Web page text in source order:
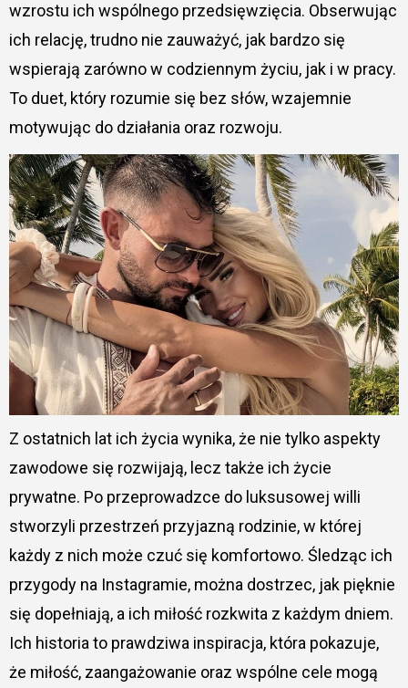
wzrostu ich wspólnego przedsięwzięcia. Obserwując
ich relację, trudno nie zauważyć, jak bardzo się
wspierają zarówno w codziennym życiu, jak i w pracy.
To duet, który rozumie się bez słów, wzajemnie
motywując do działania oraz rozwoju.
Z ostatnich lat ich życia wynika, że nie tylko aspekty
zawodowe się rozwijają, lecz także ich życie
prywatne. Po przeprowadzce do luksusowej willi
stworzyli przestrzeń przyjazną rodzinie, w której
każdy z nich może czuć się komfortowo. Śledząc ich
przygody na Instagramie, można dostrzec, jak pięknie
się dopełniają, a ich miłość rozkwita z każdym dniem.
Ich historia to prawdziwa inspiracja, która pokazuje,
że miłość, zaangażowanie oraz wspólne cele mogą